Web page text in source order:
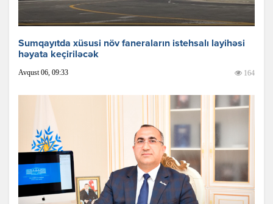
Sumqayıtda xüsusi növ faneraların istehsalı layihəsi
həyata keçiriləcək
Avqust 06, 09:33 164